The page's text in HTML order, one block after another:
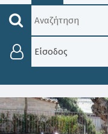
Είσοδος